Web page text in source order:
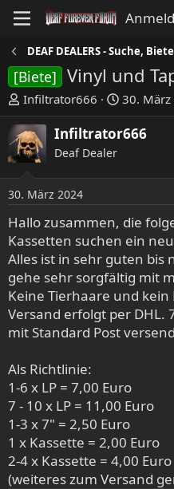
DEAF DEALERS - Suche,
[Biete] Vinyl und
E
r
s
t
l
e
r
Infiltrator666
E
r
s
l
a
m
30.
Infiltrator666
Deaf Dealer
30. März 2024
Hallo zusammen, die
Kassetten suchen ein
Alles ist in sehr guten bis
gehe sehr sorgfältig mit
Keine Tierhaare und
Versand erfolgt per DHL.
mit Standard Post
Als Richtlinie:
1-6 x LP = 7,00 Euro
7 - 10 x LP = 11,00 Euro
1-3 x 7" = 2,50 Euro
1 x Kassette = 2,00 Euro
2-4 x Kassette = 4,00 Euro
(weiteres zum Versand